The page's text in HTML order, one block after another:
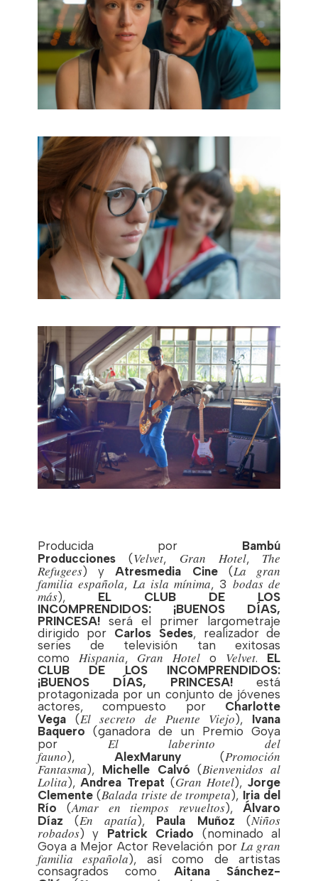
Producida por Bambú
Producciones(Velvet, Gran Hotel, The
Refugees) y Atresmedia Cine(La gran
familia española, La isla mínima, 3 bodas de
más), EL CLUB DE LOS
INCOMPRENDIDOS: ¡BUENOS DÍAS,
PRINCESA!será el primer largometraje
dirigido por Carlos Sedes, realizador de
series de televisión tan exitosas
como Hispania, Gran Hotelo Velvet. EL
CLUB DE LOS INCOMPRENDIDOS:
¡BUENOS DÍAS, PRINCESA!está
protagonizada por un conjunto de jóvenes
actores, compuesto por Charlotte
Vega(El secreto de Puente Viejo), Ivana
Baquero (ganadora de un Premio Goya
por El laberinto del
fauno), AlexMaruny(Promoción
Fantasma), Michelle Calvó (Bienvenidos al
Lolita), Andrea Trepat (Gran Hotel), Jorge
Clemente(Balada triste de trompeta), Iria del
Río (Amar en tiempos revueltos), Álvaro
Díaz (En apatía), Paula Muñoz (Niños
robados) y Patrick Criado (nominado al
Goya a Mejor Actor Revelación por La gran
familia española), así como de artistas
consagrados como Aitana Sánchez-